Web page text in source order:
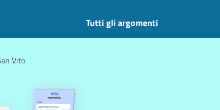
Tutti gli argomenti
Vito